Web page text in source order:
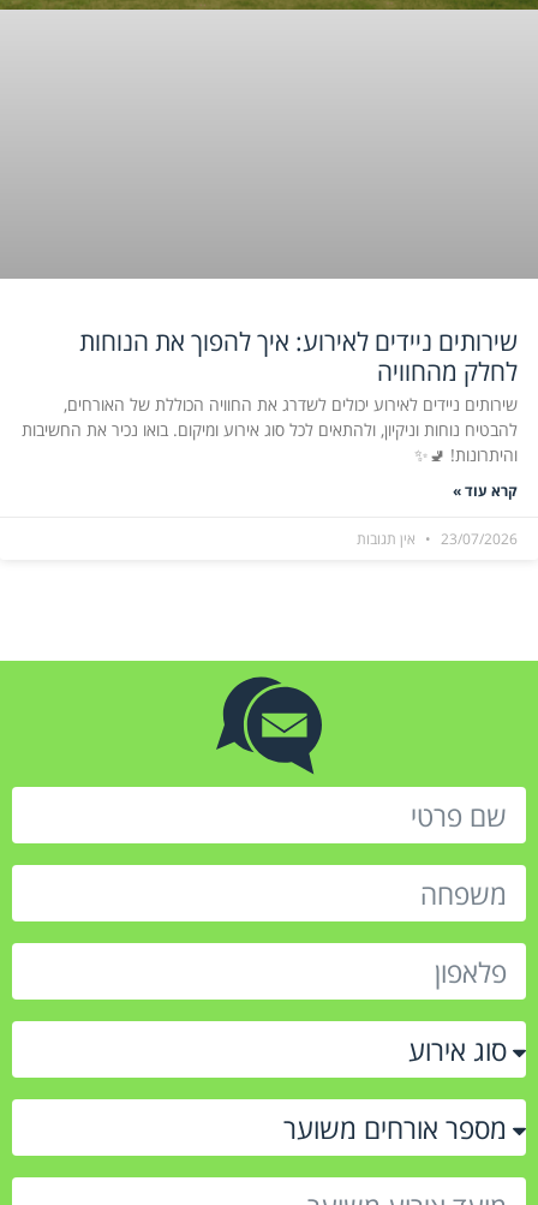
שירותים ניידים לאירוע: איך להפוך את הנוחות
לחלק מהחוויה
שירותים ניידים לאירוע יכולים לשדרג את החוויה הכוללת של האורחים,
להבטיח נוחות וניקיון, ולהתאים לכל סוג אירוע ומיקום. בואו נכיר את החשיבות
והיתרונות! 🚽✨
קרא עוד »
23/07/2026 אין תגובות